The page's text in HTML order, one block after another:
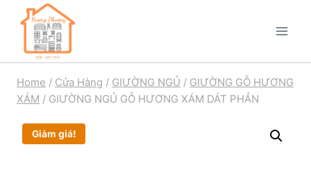
Home / Cửa Hàng / GIƯỜNG NGỦ / GIƯỜNG GỖ HƯƠNG
XÁM / GIƯỜNG NGỦ GỖ HƯƠNG XÁM DÁT PHẢN
Giảm giá!